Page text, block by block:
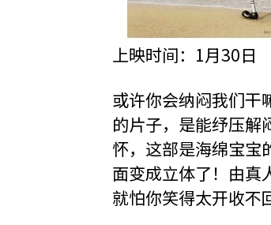
上映时间：1月30日
或许你会纳闷我们干
的片子，是能纾压解
怀，这部是海绵宝宝
面变成立体了！由真
就怕你笑得太开收不